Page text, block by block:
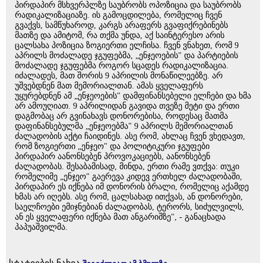
პირდაპირ მსხვერპლზე საუბრობს ოპოზიცია და საუბრობს
რადიკალიზაციაზე. ის გამოცდილება, რომელიც ჩვენ
გვაქვს, სამწუხაროდ, კარგს არაფერს გვაფიქრებინებს
მათზე და ამიტომ, რა თქმა უნდა, აქ საინტერესო არის
ცალსახა პოზიცია ზოგიერთი ელჩისა. ჩვენ ვნახეთ, რომ 9
აპრილს მოძალადე ჯგუფებმა, „ენჯეოების" და პარტიების
მოძალადე ჯგუფებმა როგორ სცადეს რადიკალიზაცია.
იძალადეს, მათ შორის 9 აპრილის მონაწილეებზე. არ
უშვებდნენ მათ მემორიალთან. ამას ყველაფერს
უყურებდნენ ამ „ენჯეოების" დამფინანსებელი ელჩები და ხმა
არ ამოუღიათ. 9 აპრილიდან გავიდა თვეზე მეტი და ერთი
დაგმობაც არ გვინახავს დონორებისა, როდესაც მათმა
დაფინანსებულმა „ენჯეოებმა" 9 აპრილს მემორიალთან
ძალადობის აქტი ჩაიდინეს. ასე რომ, ახლაც ჩვენ ვხედავთ,
რომ ზოგიერთი „ენჯეო" და პოლიტიკური ჯგუფები
პირდაპირ აანონსებენ პროვოკაციებს, აანონსებენ
ძალადობას. შესაბამისად, მინდა, ერთი რამე ვთქვა: თუკი
რომელიმე „ენჯეო" გაერევა კიდევ ერთხელ ძალადობაში,
პირდაპირ ეს იქნება იმ დონორის ბრალი, რომელიც აქამდე
ხმას არ იღებს. ასე რომ, ცალსახად ითქვას, ან დონორები,
საელჩოები ემიჯნებიან ძალადობას, ტერორს, სიძულვილს,
ან ეს ყველაფერი იქნება მათ ანგარიშზე", - განაცხადა
პაპუაშვილმა.